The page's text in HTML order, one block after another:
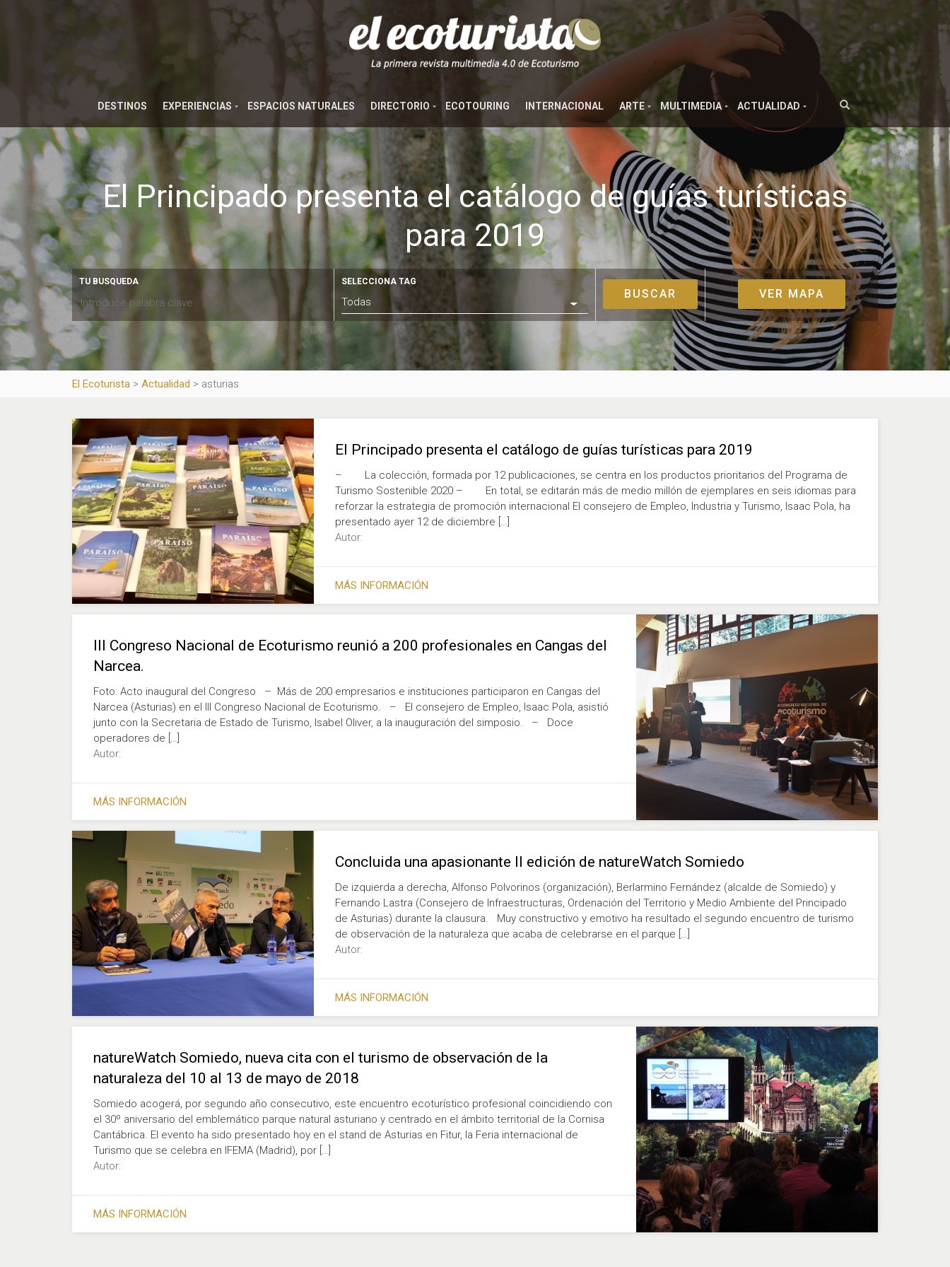
DESTINOS EXPERIENCIAS ESPACIOS NATURALES DIRECTORIO ECOTOURING INTERNACIONAL ARTE MULTIMEDIA ACTUALIDAD
El Principado presenta el catálogo de guías turísticas
para 2019
TU BUSQUEDA SELECCIONA TAG
VER MAPA
El Ecoturista > Actualidad > asturias
El Principado presenta el catálogo de guías turísticas para 2019
– La colección, formada por 12 publicaciones, se centra en los productos prioritarios del Programa de
Turismo Sostenible 2020 – En total, se editarán más de medio millón de ejemplares en seis idiomas para
reforzar la estrategia de promoción internacional El consejero de Empleo, Industria y Turismo, Isaac Pola, ha
presentado ayer 12 de diciembre […]
Autor:
MÁS INFORMACIÓN
III Congreso Nacional de Ecoturismo reunió a 200 profesionales en Cangas del
Narcea.
Foto: Acto inaugural del Congreso – Más de 200 empresarios e instituciones participaron en Cangas del
Narcea (Asturias) en el III Congreso Nacional de Ecoturismo. – El consejero de Empleo, Isaac Pola, asistió
junto con la Secretaria de Estado de Turismo, Isabel Oliver, a la inauguración del simposio. – Doce
operadores de […]
Autor:
MÁS INFORMACIÓN
Concluida una apasionante II edición de natureWatch Somiedo
De izquierda a derecha, Alfonso Polvorinos (organización), Berlarmino Fernández (alcalde de Somiedo) y
Fernando Lastra (Consejero de Infraestructuras, Ordenación del Territorio y Medio Ambiente del Principado
de Asturias) durante la clausura. Muy constructivo y emotivo ha resultado el segundo encuentro de turismo
de observación de la naturaleza que acaba de celebrarse en el parque […]
Autor:
MÁS INFORMACIÓN
natureWatch Somiedo, nueva cita con el turismo de observación de la
naturaleza del 10 al 13 de mayo de 2018
Somiedo acogerá, por segundo año consecutivo, este encuentro ecoturístico profesional coincidiendo con
el 30º aniversario del emblemático parque natural asturiano y centrado en el ámbito territorial de la Cornisa
Cantábrica. El evento ha sido presentado hoy en el stand de Asturias en Fitur, la Feria internacional de
Turismo que se celebra en IFEMA (Madrid), por […]
Autor:
MÁS INFORMACIÓN